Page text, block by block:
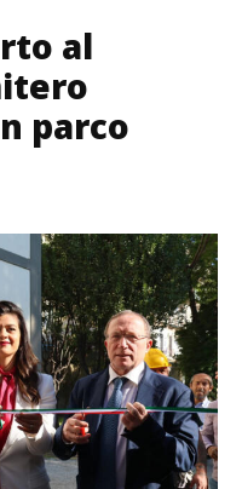
al
parco